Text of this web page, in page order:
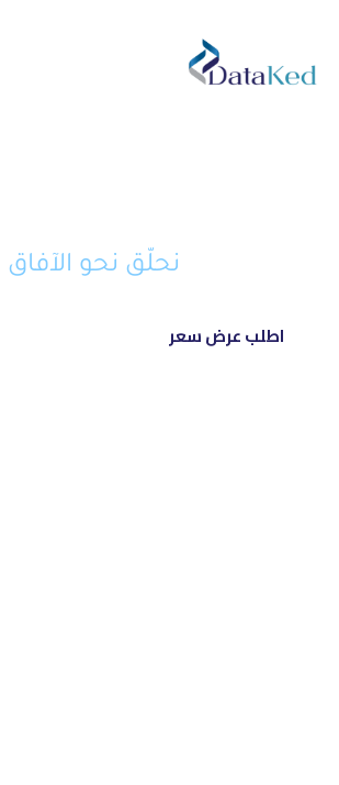
نحلّق نحو الآفاق
اطلب عرض سعر